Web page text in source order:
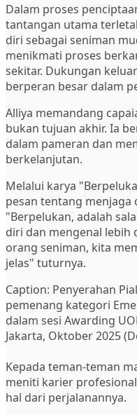
Dalam proses
tantangan utama
diri sebagai seniman
menikmati proses
sekitar. Dukungan
berperan besar dalam
Alliya memandang
bukan tujuan akhir. Ia
dalam pameran dan
berkelanjutan.
Melalui karya
pesan tentang menjaga
"Berpelukan, adalah
diri dan mengenal lebih
orang seniman, kita
jelas" tuturnya.
Caption: Penyerahan
pemenang kategori
dalam sesi Awarding
Jakarta, Oktober 2025
Kepada teman-teman
meniti karier
hal dari perjalanannya.